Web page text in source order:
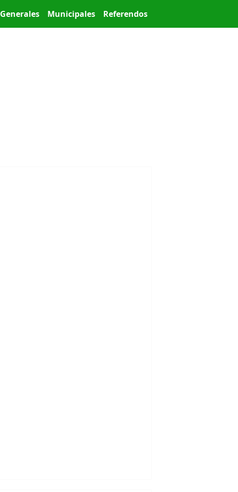
Generales Municipales Referendos